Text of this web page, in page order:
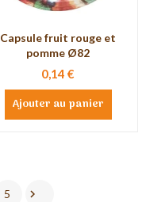
Capsule fruit rouge et
pomme Ø82
0,14 €
Ajouter au panier
5 